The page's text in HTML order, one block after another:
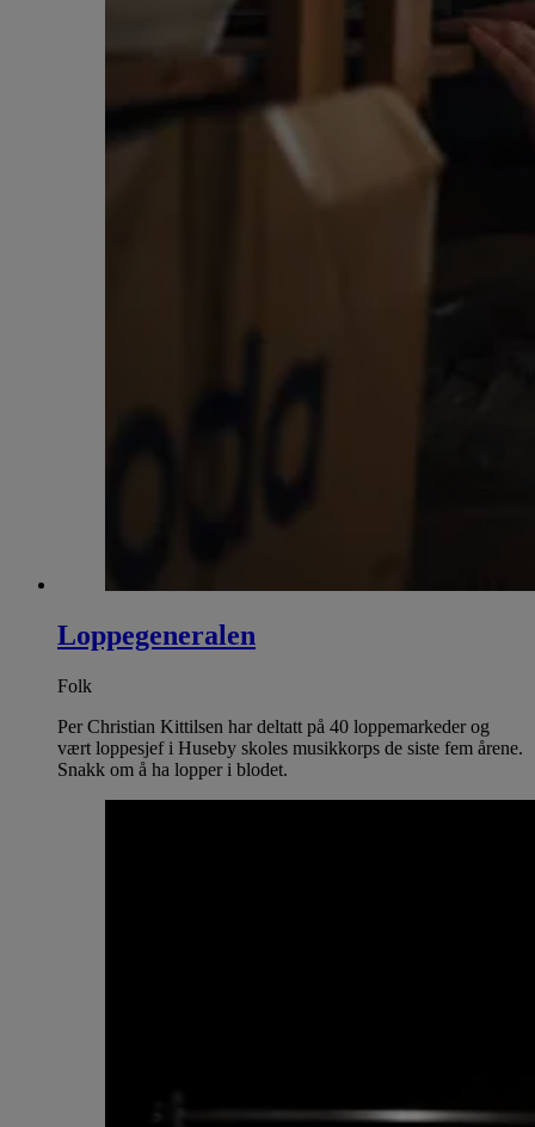
Loppegeneralen
Folk
Per Christian Kittilsen har deltatt på 40 loppemarkeder og
vært loppesjef i Huseby skoles musikkorps de siste fem årene.
Snakk om å ha lopper i blodet.